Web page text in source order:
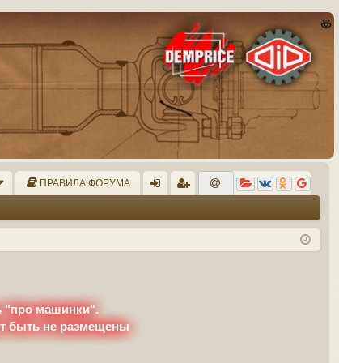
ПРАВИЛА ФОРУМА
д ис
"про машинки".
быть не размещены